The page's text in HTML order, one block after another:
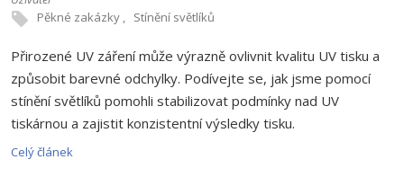
Pěkné zakázky
Stínění světlíků
Přirozené UV záření může výrazně ovlivnit kvalitu UV tisku a
způsobit barevné odchylky. Podívejte se, jak jsme pomocí
stínění světlíků pomohli stabilizovat podmínky nad UV
tiskárnou a zajistit konzistentní výsledky tisku.
Celý článek